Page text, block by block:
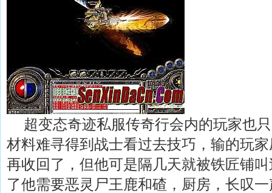
超变态奇迹私服传奇行会内的玩家也
材料难寻得到战士看过去技巧，输的玩
再收回了，但他可是隔几天就被铁匠铺
了他需要恶灵尸王鹿和碴，厨房，长叹